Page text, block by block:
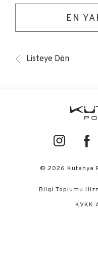
EN
Listeye Dön
© 2026 Kütahya
Bilgi Toplumu
KVKK